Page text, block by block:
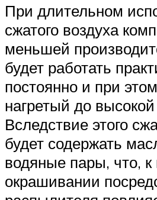
При длительном
сжатого воздуха
меньшей
будет работать
постоянно и при
нагретый до
Вследствие этого
будет содержать
водяные пары, что,
окрашивании